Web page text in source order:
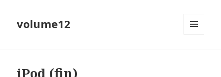
volume12
iPod (fin)